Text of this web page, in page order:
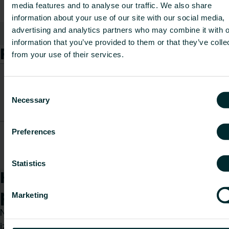
media features and to analyse our traffic. We also share
information about your use of our site with our social media,
advertising and analytics partners who may combine it with
information that you’ve provided to them or that they’ve
from your use of their services.
Selection
Necessary
Preferences
Statistics
Marketing
Dziļums [mm]
510
Rādīt visu
Preces
CO2/Kg
Kā mēs varam Jums
palīdzēt?
Neatkarīgi no tā, vai esat specifikāciju
izstrādātājs, uzstādītājs, arhitekts, plānotājs,